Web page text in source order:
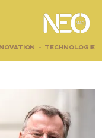
- TECHNOLOGIE